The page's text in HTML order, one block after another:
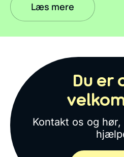
Læs mere
Du er
Kontakt os og